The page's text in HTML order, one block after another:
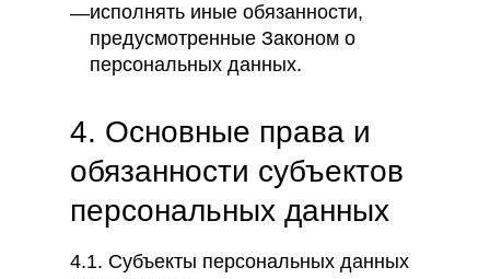
исполнять иные обязанности,
предусмотренные Законом о
персональных данных.
4. Основные права и
обязанности субъектов
персональных данных
4.1. Субъекты персональных данных